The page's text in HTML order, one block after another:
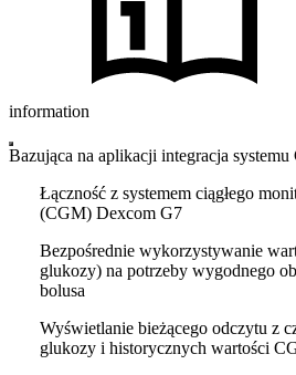
information
Bazująca na aplikacji integracja
Łączność z systemem ciągłego
(CGM) Dexcom G7
Bezpośrednie wykorzystywanie
glukozy) na potrzeby wygodnego
bolusa
Wyświetlanie bieżącego odczytu z
glukozy i historycznych wartości